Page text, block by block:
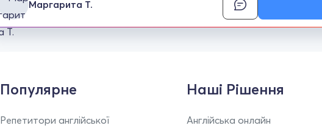
Маргарита Т.
Популярне
Репетитори англійської
Наші Рішення
Англійська онлайн